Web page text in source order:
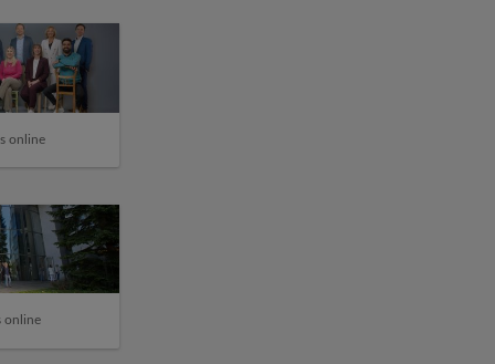
online
online